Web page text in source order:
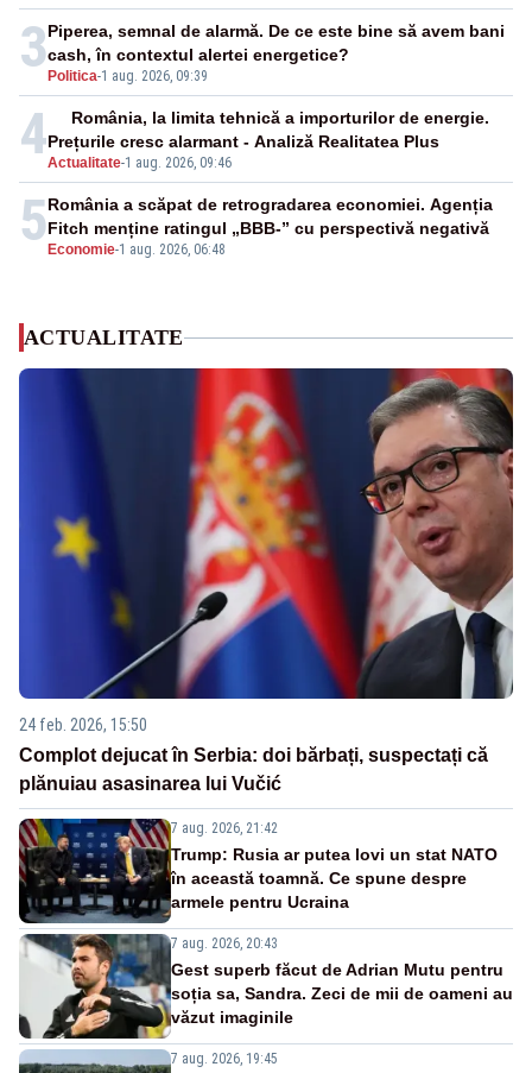
3 Politica-1 aug. 2026, 09:39
Piperea, semnal de alarmă. De ce este bine să avem bani
cash, în contextul alertei energetice?
4Actualitate-1 aug. 2026, 09:46
România, la limita tehnică a importurilor de energie.
Prețurile cresc alarmant - Analiză Realitatea Plus
5 Economie-1 aug. 2026, 06:48
România a scăpat de retrogradarea economiei. Agenția
Fitch menține ratingul „BBB-” cu perspectivă negativă
ACTUALITATE
24 feb. 2026, 15:50
Complot dejucat în Serbia: doi bărbați, suspectați că
plănuiau asasinarea lui Vučić
7 aug. 2026, 21:42
Trump: Rusia ar putea lovi un stat NATO
în această toamnă. Ce spune despre
armele pentru Ucraina
7 aug. 2026, 20:43
Gest superb făcut de Adrian Mutu pentru
soția sa, Sandra. Zeci de mii de oameni au
văzut imaginile
7 aug. 2026, 19:45